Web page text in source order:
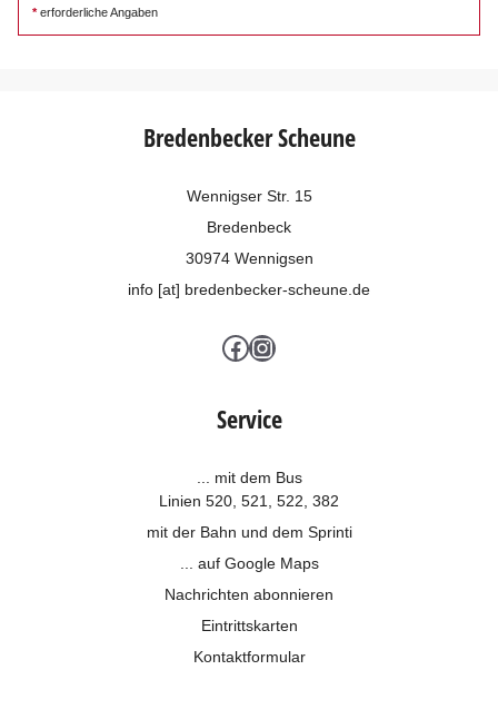
erforderliche Angaben
Bredenbecker Scheune
Wennigser Str. 15
Bredenbeck
30974 Wennigsen
info [at] bredenbecker-scheune.de
Facebook
Instagram
Service
... mit dem Bus
Linien 520, 521, 522, 382
mit der Bahn und dem Sprinti
... auf Google Maps
Nachrichten abonnieren
Eintrittskarten
Kontaktformular